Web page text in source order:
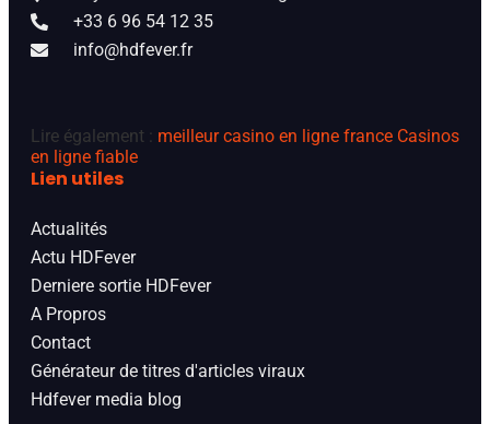
+33 6 96 54 12 35
info@hdfever.fr
Lire également : meilleur casino en ligne france Casinos
en ligne fiable
Lien utiles
Actualités
Actu HDFever
Derniere sortie HDFever
A Propros
Contact
Générateur de titres d'articles viraux
Hdfever media blog